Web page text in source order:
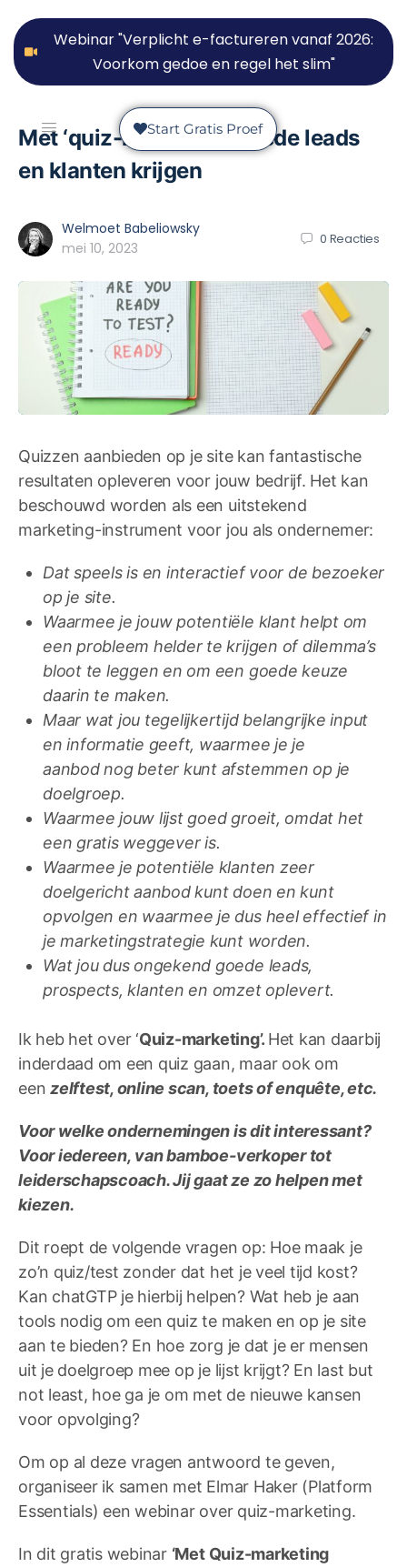
Webinar "Verplicht e-factureren vanaf 2026:
Voorkom gedoe en regel het slim"
Start Gratis Proef
Met ‘quiz-marketing’ goede leads
en klanten krijgen
Welmoet Babeliowsky
mei 10, 2023
0 Reacties
Quizzen aanbieden op je site kan fantastische
resultaten opleveren voor jouw bedrijf. Het kan
beschouwd worden als een uitstekend
marketing-instrument voor jou als ondernemer:
Dat speels is en interactief voor de bezoeker
op je site.
Waarmee je jouw potentiële klant helpt om
een probleem helder te krijgen of dilemma’s
bloot te leggen en om een goede keuze
daarin te maken.
Maar wat jou tegelijkertijd belangrijke input
en informatie geeft, waarmee je je
aanbod nog beter kunt afstemmen op je
doelgroep.
Waarmee jouw lijst goed groeit, omdat het
een gratis weggever is.
Waarmee je potentiële klanten zeer
doelgericht aanbod kunt doen en kunt
opvolgen en waarmee je dus heel effectief in
je marketingstrategie kunt worden.
Wat jou dus ongekend goede leads,
prospects, klanten en omzet oplevert.
Ik heb het over ‘Quiz-marketing’. Het kan daarbij
inderdaad om een quiz gaan, maar ook om
eenzelftest, online scan, toets of enquête, etc.
Voor welke ondernemingen is dit interessant?
Voor iedereen, van bamboe-verkoper tot
leiderschapscoach. Jij gaat ze zo helpen met
kiezen.
Dit roept de volgende vragen op: Hoe maak je
zo’n quiz/test zonder dat het je veel tijd kost?
Kan chatGTP je hierbij helpen? Wat heb je aan
tools nodig om een quiz te maken en op je site
aan te bieden? En hoe zorg je dat je er mensen
uit je doelgroep mee op je lijst krijgt? En last but
not least, hoe ga je om met de nieuwe kansen
voor opvolging?
Om op al deze vragen antwoord te geven,
organiseer ik samen met Elmar Haker (Platform
Essentials) een webinar over quiz-marketing.
In dit gratis webinar ‘Met Quiz-marketing